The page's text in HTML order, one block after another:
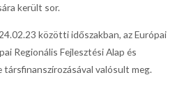
került sor.
közötti időszakban, az Európai
Regionális Fejlesztési Alap és
valósult meg.